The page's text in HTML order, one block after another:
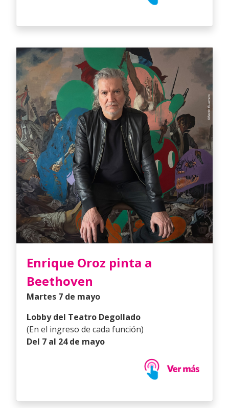
Enrique Oroz pinta a
Beethoven
Martes 7 de mayo
Lobby del Teatro Degollado
(En el ingreso de cada función)
Del 7 al 24 de mayo